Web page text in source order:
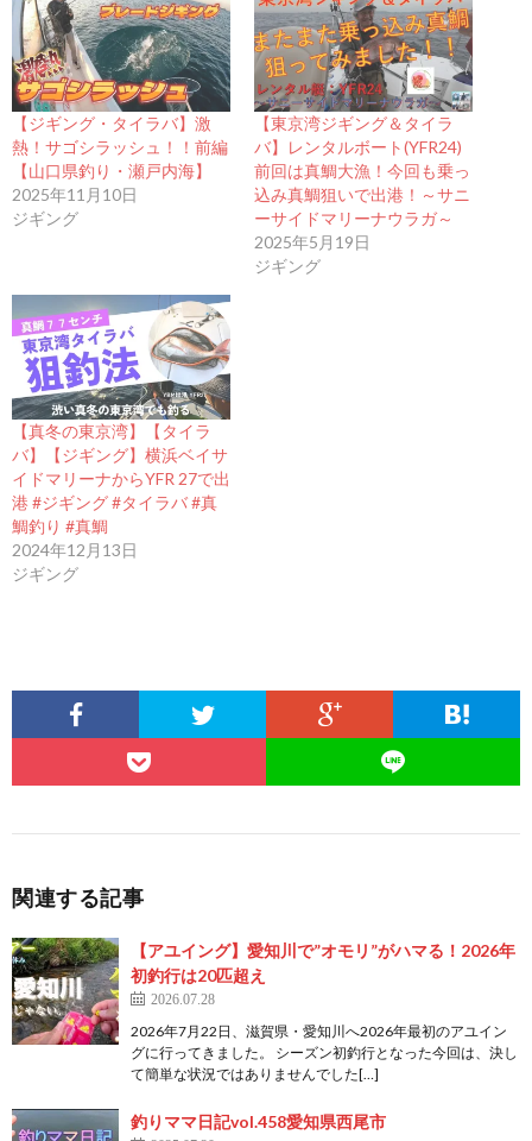
【ジギング・タイラバ】激
熱！サゴシラッシュ！！前編
【山口県釣り・瀬戸内海】
2025年11月10日
ジギング
【東京湾ジギング＆タイラ
バ】レンタルボート(YFR24)
前回は真鯛大漁！今回も乗っ
込み真鯛狙いで出港！～サニ
ーサイドマリーナウラガ～
2025年5月19日
ジギング
【真冬の東京湾】【タイラ
バ】【ジギング】横浜ベイサ
イドマリーナからYFR 27で出
港 #ジギング #タイラバ #真
鯛釣り #真鯛
2024年12月13日
ジギング
関連する記事
【アユイング】愛知川で”オモリ”がハマる！2026年
初釣行は20匹超え
2026.07.28
2026年7月22日、滋賀県・愛知川へ2026年最初のアユイン
グに行ってきました。 シーズン初釣行となった今回は、決し
て簡単な状況ではありませんでした[…]
釣りママ日記vol.458愛知県西尾市